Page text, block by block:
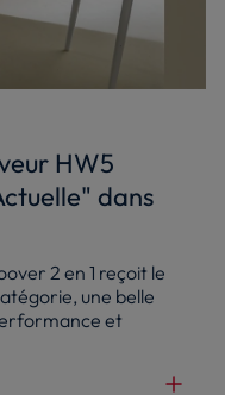
HW5
dans
2 en 1 reçoit le
une belle
et